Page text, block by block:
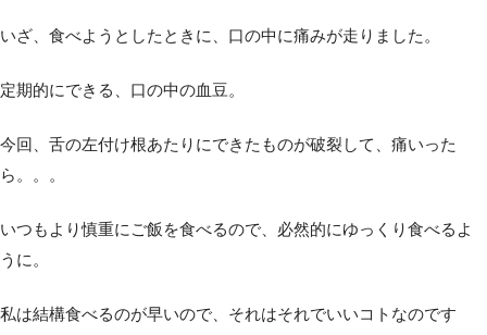
いざ、食べようとしたときに、口の中に痛みが走りました。
定期的にできる、口の中の血豆。
今回、舌の左付け根あたりにできたものが破裂して、痛いった
ら。。。
いつもより慎重にご飯を食べるので、必然的にゆっくり食べるよ
うに。
私は結構食べるのが早いので、それはそれでいいコトなのです